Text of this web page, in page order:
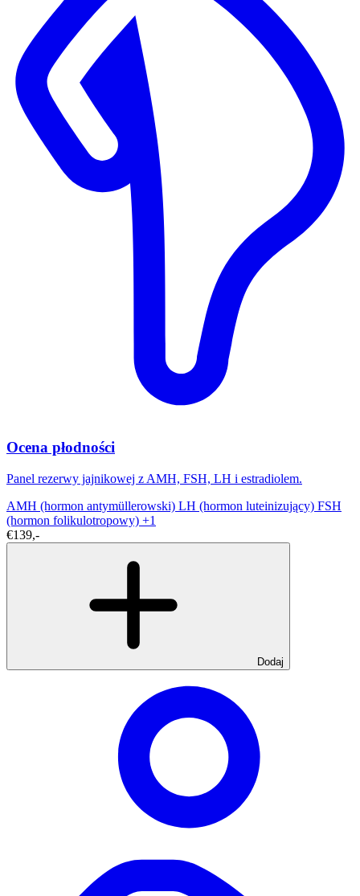
Ocena płodności
Panel rezerwy jajnikowej z AMH, FSH, LH i estradiolem.
AMH (hormon antymüllerowski) LH (hormon luteinizujący) FSH
(hormon folikulotropowy) +1
€139,-
Dodaj